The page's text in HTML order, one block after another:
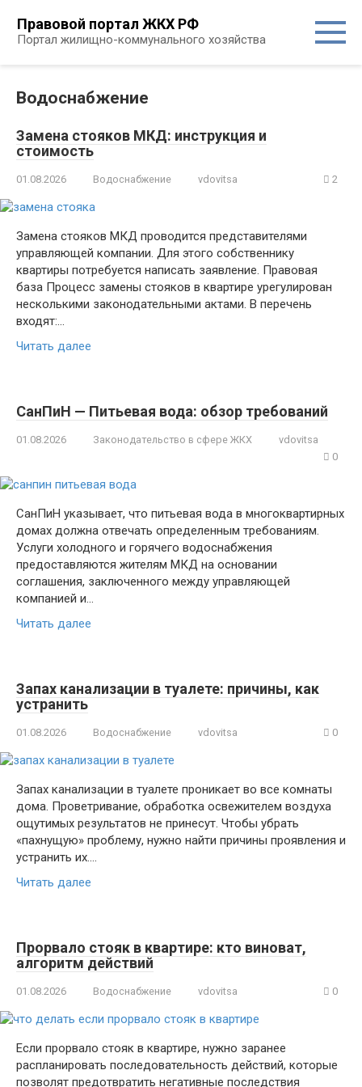
контенту
Правовой портал ЖКХ РФ
Портал жилищно-коммунального хозяйства
Водоснабжение
Замена стояков МКД: инструкция и
стоимость
01.08.2026 Водоснабжение vdovitsa 2
Замена стояков МКД проводится представителями
управляющей компании. Для этого собственнику
квартиры потребуется написать заявление. Правовая
база Процесс замены стояков в квартире урегулирован
несколькими законодательными актами. В перечень
входят:…
Читать далее
СанПиН — Питьевая вода: обзор требований
01.08.2026 Законодательство в сфере ЖКХ
vdovitsa
0
СанПиН указывает, что питьевая вода в многоквартирных
домах должна отвечать определенным требованиям.
Услуги холодного и горячего водоснабжения
предоставляются жителям МКД на основании
соглашения, заключенного между управляющей
компанией и…
Читать далее
Запах канализации в туалете: причины, как
устранить
01.08.2026 Водоснабжение vdovitsa 0
Запах канализации в туалете проникает во все комнаты
дома. Проветривание, обработка освежителем воздуха
ощутимых результатов не принесут. Чтобы убрать
«пахнущую» проблему, нужно найти причины проявления и
устранить их….
Читать далее
Прорвало стояк в квартире: кто виноват,
алгоритм действий
01.08.2026 Водоснабжение vdovitsa 0
Если прорвало стояк в квартире, нужно заранее
распланировать последовательность действий, которые
позволят предотвратить негативные последствия